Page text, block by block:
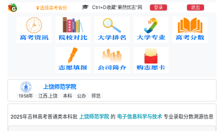
选择高考省份 Ctrl+D收藏“果然优志”网 登录 退出
上饶师范学院
1958年 江西.上饶 本科 公办 师范
2025年吉林高考普通类本科批 上饶师范学院 的 电子信息科学与技术 专业录取分数溯源信息